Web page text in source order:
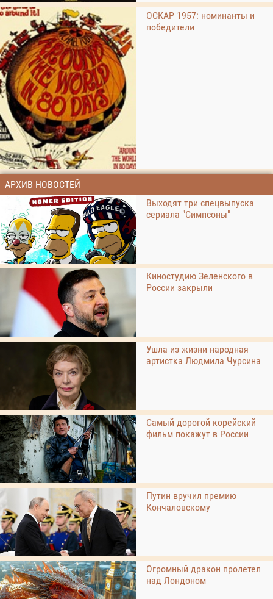
ОСКАР 1957: номинанты и
победители
АРХИВ НОВОСТЕЙ
Выходят три спецвыпуска
сериала "Симпсоны"
Киностудию Зеленского в
России закрыли
Ушла из жизни народная
артистка Людмила Чурсина
Самый дорогой корейский
фильм покажут в России
Путин вручил премию
Кончаловскому
Огромный дракон пролетел
над Лондоном